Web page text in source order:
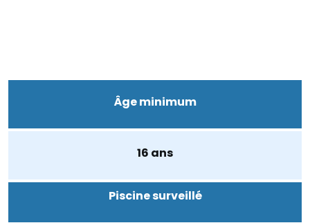
Âge minimum
16 ans
Piscine surveillé